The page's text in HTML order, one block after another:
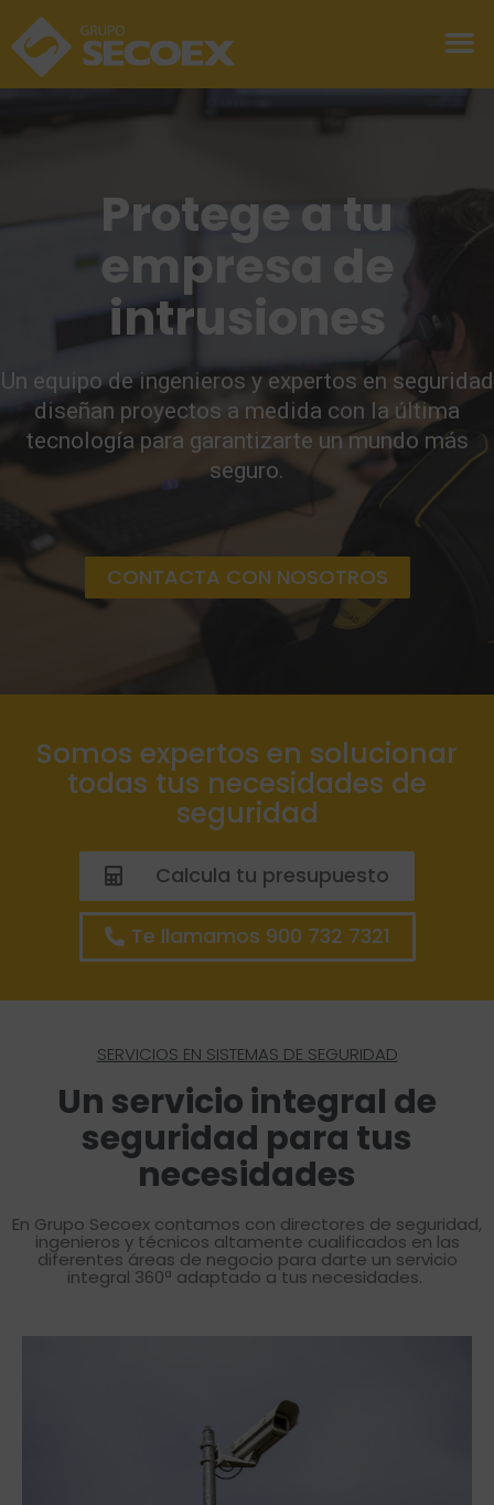
Protege a tu
empresa de
intrusiones
Un equipo de ingenieros y expertos en seguridad
diseñan proyectos a medida con la última
tecnología para garantizarte un mundo más
seguro.
CONTACTA CON NOSOTROS
Somos expertos en solucionar
todas tus necesidades de
seguridad
Calcula tu presupuesto
Te llamamos 900 732 7321
SERVICIOS EN SISTEMAS DE SEGURIDAD
Un servicio integral de
seguridad para tus
necesidades
En Grupo Secoex contamos con directores de seguridad,
ingenieros y técnicos altamente cualificados en las
diferentes áreas de negocio para darte un servicio
integral 360ª adaptado a tus necesidades.